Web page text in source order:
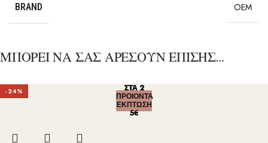
BRAND OEM
ΜΠΟΡΕΙ ΝΑ ΣΑΣ ΑΡΕΣΟΥΝ ΕΠΙΣΗΣ…
-24% ΣΤΑ 2
ΠΡΟΙΟΝΤΑ
ΕΚΠΤΩΣΗ
5€
ΣΤΑ 2
ΠΡΟΙΟΝΤΑ
ΕΚΠΤΩΣΗ
5€
ΣΤΑ 2
ΠΡΟΙΟΝΤΑ
ΕΚΠΤΩΣΗ
5€
ΣΤΑ 2
ΠΡΟΙΟΝΤΑ
ΕΚΠΤΩΣΗ
5€
ΣΤΑ 2
ΠΡΟΙΟΝΤΑ
ΕΚΠΤΩΣΗ
5€